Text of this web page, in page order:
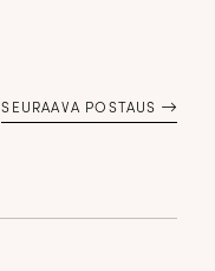
SEURAAVA POSTAUS